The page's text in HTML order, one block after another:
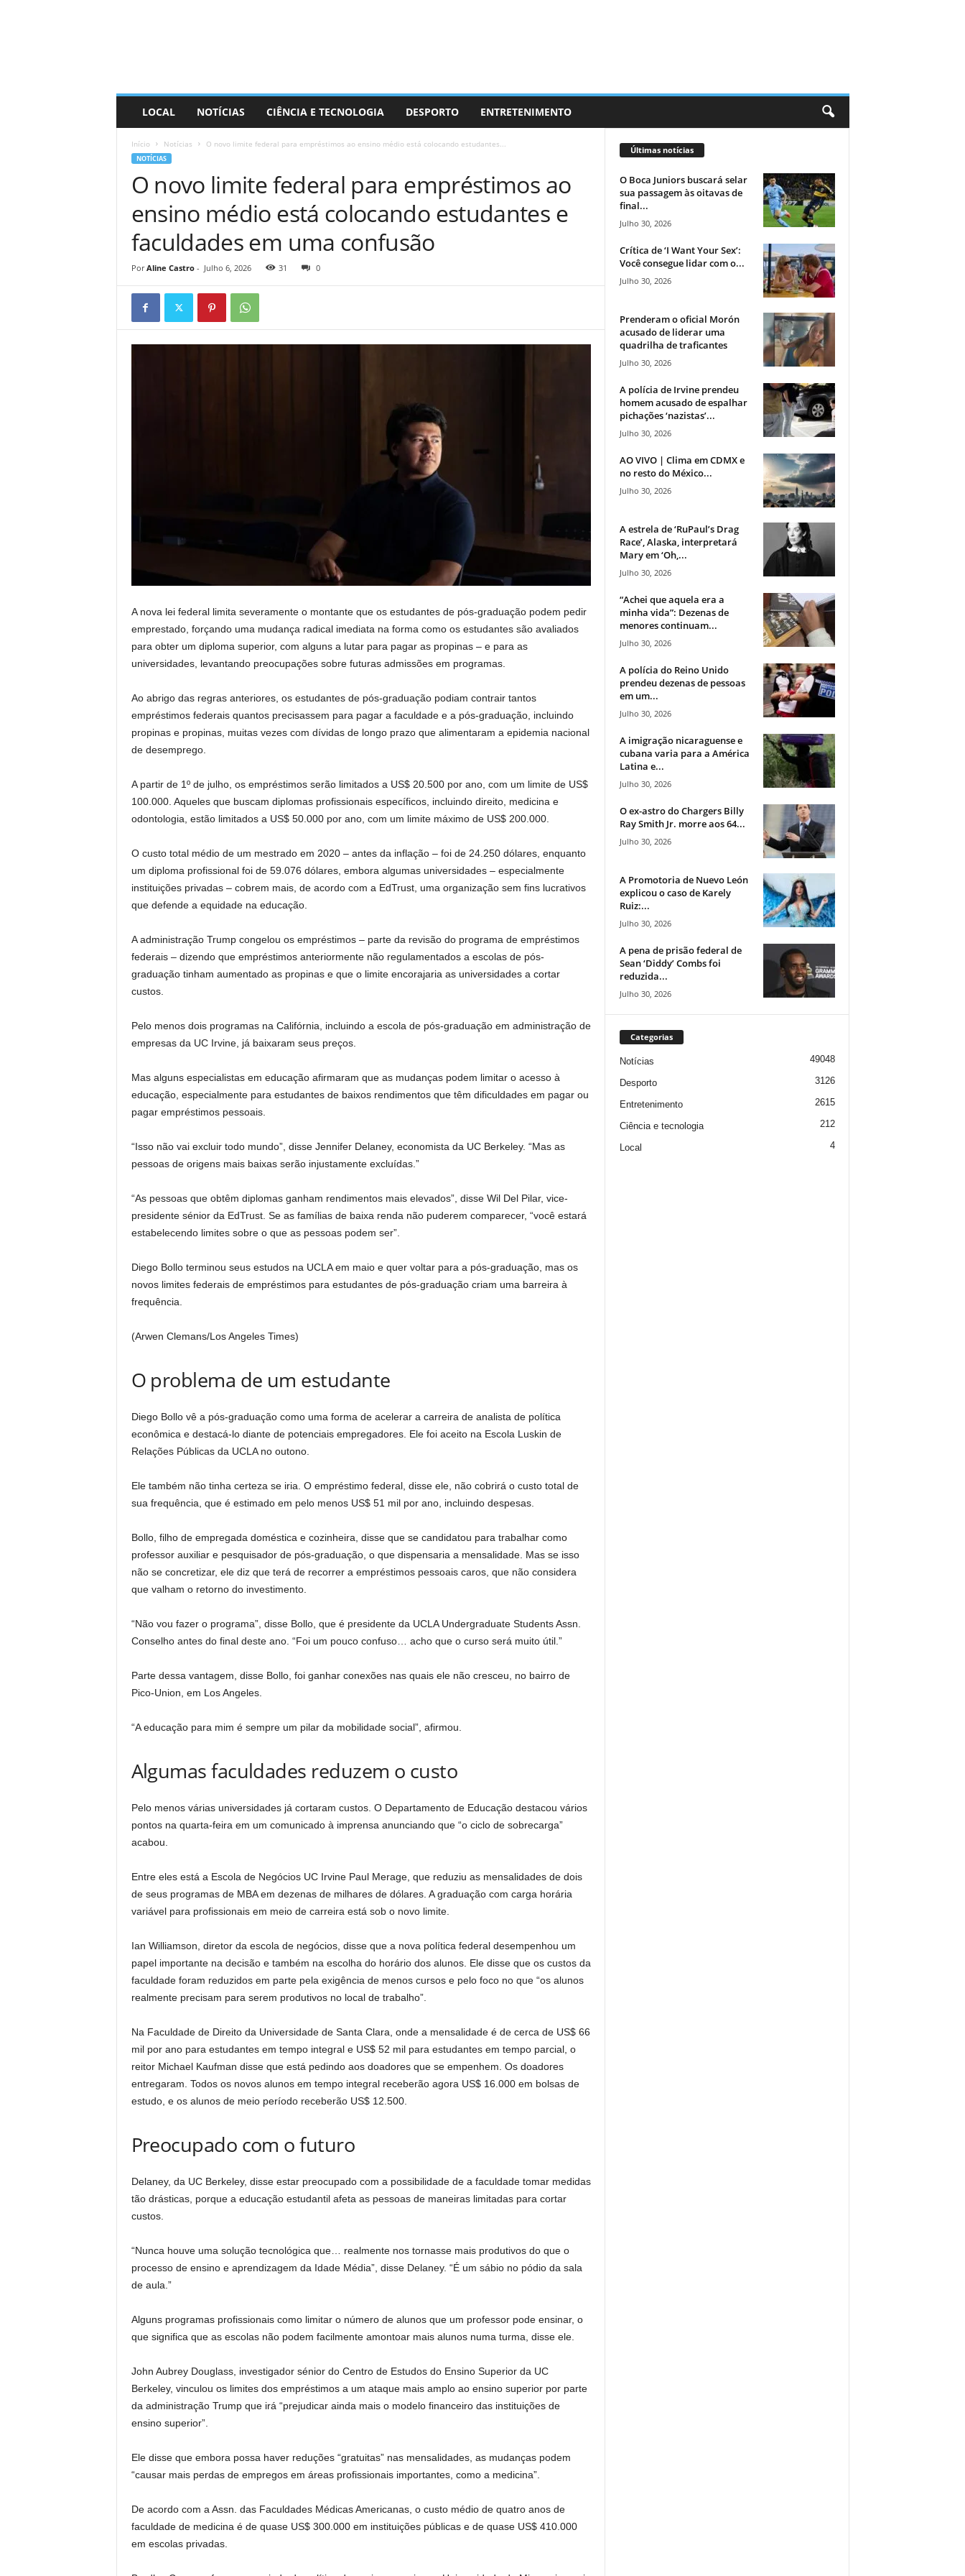
LOCAL NOTÍCIAS CIÊNCIA E TECNOLOGIA DESPORTO ENTRETENIMENTO
Início Notícias O novo limite federal para empréstimos ao ensino médio está colocando estudantes...
NOTÍCIAS
O novo limite federal para empréstimos ao
ensino médio está colocando estudantes e
faculdades em uma confusão
Por Aline Castro- Julho 6, 2026 31 0
A nova lei federal limita severamente o montante que os estudantes de pós-graduação podem pedir
emprestado, forçando uma mudança radical imediata na forma como os estudantes são avaliados
para obter um diploma superior, com alguns a lutar para pagar as propinas – e para as
universidades, levantando preocupações sobre futuras admissões em programas.
Ao abrigo das regras anteriores, os estudantes de pós-graduação podiam contrair tantos
empréstimos federais quantos precisassem para pagar a faculdade e a pós-graduação, incluindo
propinas e propinas, muitas vezes com dívidas de longo prazo que alimentaram a epidemia nacional
de desemprego.
A partir de 1º de julho, os empréstimos serão limitados a US$ 20.500 por ano, com um limite de US$
100.000. Aqueles que buscam diplomas profissionais específicos, incluindo direito, medicina e
odontologia, estão limitados a US$ 50.000 por ano, com um limite máximo de US$ 200.000.
O custo total médio de um mestrado em 2020 – antes da inflação – foi de 24.250 dólares, enquanto
um diploma profissional foi de 59.076 dólares, embora algumas universidades – especialmente
instituições privadas – cobrem mais, de acordo com a EdTrust, uma organização sem fins lucrativos
que defende a equidade na educação.
A administração Trump congelou os empréstimos – parte da revisão do programa de empréstimos
federais – dizendo que empréstimos anteriormente não regulamentados a escolas de pós-
graduação tinham aumentado as propinas e que o limite encorajaria as universidades a cortar
custos.
Pelo menos dois programas na Califórnia, incluindo a escola de pós-graduação em administração de
empresas da UC Irvine, já baixaram seus preços.
Mas alguns especialistas em educação afirmaram que as mudanças podem limitar o acesso à
educação, especialmente para estudantes de baixos rendimentos que têm dificuldades em pagar ou
pagar empréstimos pessoais.
“Isso não vai excluir todo mundo”, disse Jennifer Delaney, economista da UC Berkeley. “Mas as
pessoas de origens mais baixas serão injustamente excluídas.”
“As pessoas que obtêm diplomas ganham rendimentos mais elevados”, disse Wil Del Pilar, vice-
presidente sénior da EdTrust. Se as famílias de baixa renda não puderem comparecer, “você estará
estabelecendo limites sobre o que as pessoas podem ser”.
Diego Bollo terminou seus estudos na UCLA em maio e quer voltar para a pós-graduação, mas os
novos limites federais de empréstimos para estudantes de pós-graduação criam uma barreira à
frequência.
(Arwen Clemans/Los Angeles Times)
O problema de um estudante
Diego Bollo vê a pós-graduação como uma forma de acelerar a carreira de analista de política
econômica e destacá-lo diante de potenciais empregadores. Ele foi aceito na Escola Luskin de
Relações Públicas da UCLA no outono.
Ele também não tinha certeza se iria. O empréstimo federal, disse ele, não cobrirá o custo total de
sua frequência, que é estimado em pelo menos US$ 51 mil por ano, incluindo despesas.
Bollo, filho de empregada doméstica e cozinheira, disse que se candidatou para trabalhar como
professor auxiliar e pesquisador de pós-graduação, o que dispensaria a mensalidade. Mas se isso
não se concretizar, ele diz que terá de recorrer a empréstimos pessoais caros, que não considera
que valham o retorno do investimento.
“Não vou fazer o programa”, disse Bollo, que é presidente da UCLA Undergraduate Students Assn.
Conselho antes do final deste ano. “Foi um pouco confuso… acho que o curso será muito útil.”
Parte dessa vantagem, disse Bollo, foi ganhar conexões nas quais ele não cresceu, no bairro de
Pico-Union, em Los Angeles.
“A educação para mim é sempre um pilar da mobilidade social”, afirmou.
Algumas faculdades reduzem o custo
Pelo menos várias universidades já cortaram custos. O Departamento de Educação destacou vários
pontos na quarta-feira em um comunicado à imprensa anunciando que “o ciclo de sobrecarga”
acabou.
Entre eles está a Escola de Negócios UC Irvine Paul Merage, que reduziu as mensalidades de dois
de seus programas de MBA em dezenas de milhares de dólares. A graduação com carga horária
variável para profissionais em meio de carreira está sob o novo limite.
Ian Williamson, diretor da escola de negócios, disse que a nova política federal desempenhou um
papel importante na decisão e também na escolha do horário dos alunos. Ele disse que os custos da
faculdade foram reduzidos em parte pela exigência de menos cursos e pelo foco no que “os alunos
realmente precisam para serem produtivos no local de trabalho”.
Na Faculdade de Direito da Universidade de Santa Clara, onde a mensalidade é de cerca de US$ 66
mil por ano para estudantes em tempo integral e US$ 52 mil para estudantes em tempo parcial, o
reitor Michael Kaufman disse que está pedindo aos doadores que se empenhem. Os doadores
entregaram. Todos os novos alunos em tempo integral receberão agora US$ 16.000 em bolsas de
estudo, e os alunos de meio período receberão US$ 12.500.
Preocupado com o futuro
Delaney, da UC Berkeley, disse estar preocupado com a possibilidade de a faculdade tomar medidas
tão drásticas, porque a educação estudantil afeta as pessoas de maneiras limitadas para cortar
custos.
“Nunca houve uma solução tecnológica que… realmente nos tornasse mais produtivos do que o
processo de ensino e aprendizagem da Idade Média”, disse Delaney. “É um sábio no pódio da sala
de aula.”
Alguns programas profissionais como limitar o número de alunos que um professor pode ensinar, o
que significa que as escolas não podem facilmente amontoar mais alunos numa turma, disse ele.
John Aubrey Douglass, investigador sénior do Centro de Estudos do Ensino Superior da UC
Berkeley, vinculou os limites dos empréstimos a um ataque mais amplo ao ensino superior por parte
da administração Trump que irá “prejudicar ainda mais o modelo financeiro das instituições de
ensino superior”.
Ele disse que embora possa haver reduções “gratuitas” nas mensalidades, as mudanças podem
“causar mais perdas de empregos em áreas profissionais importantes, como a medicina”.
De acordo com a Assn. das Faculdades Médicas Americanas, o custo médio de quatro anos de
faculdade de medicina é de quase US$ 300.000 em instituições públicas e de quase US$ 410.000
em escolas privadas.
Últimas notícias
O Boca Juniors buscará selar
sua passagem às oitavas de
final...
Julho 30, 2026
Crítica de ‘I Want Your Sex’:
Você consegue lidar com o...
Julho 30, 2026
Prenderam o oficial Morón
acusado de liderar uma
quadrilha de traficantes
Julho 30, 2026
A polícia de Irvine prendeu
homem acusado de espalhar
pichações ‘nazistas’...
Julho 30, 2026
AO VIVO | Clima em CDMX e
no resto do México...
Julho 30, 2026
A estrela de ‘RuPaul’s Drag
Race’, Alaska, interpretará
Mary em ‘Oh,...
Julho 30, 2026
“Achei que aquela era a
minha vida”: Dezenas de
menores continuam...
Julho 30, 2026
A polícia do Reino Unido
prendeu dezenas de pessoas
em um...
Julho 30, 2026
A imigração nicaraguense e
cubana varia para a América
Latina e...
Julho 30, 2026
O ex-astro do Chargers Billy
Ray Smith Jr. morre aos 64...
Julho 30, 2026
A Promotoria de Nuevo León
explicou o caso de Karely
Ruiz:...
Julho 30, 2026
A pena de prisão federal de
Sean ‘Diddy’ Combs foi
reduzida...
Julho 30, 2026
Categorias
Notícias 49048
Desporto 3126
Entretenimento 2615
Ciência e tecnologia 212
Local 4